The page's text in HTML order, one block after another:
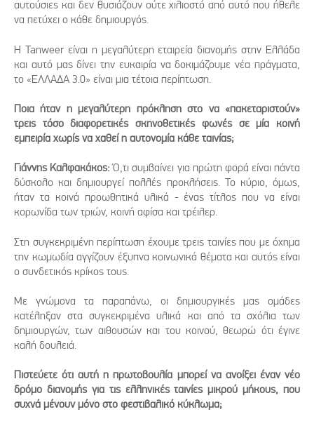
αυτούσιες και δεν θυσιάζουν ούτε χιλιοστό από αυτό που ήθελε
να πετύχει ο κάθε δημιουργός.
Η Tanweer είναι η μεγαλύτερη εταιρεία διανομής στην Ελλάδα
και αυτό μας δίνει την ευκαιρία να δοκιμάζουμε νέα πράγματα,
το «ΕΛΛΑΔΑ 3.0» είναι μια τέτοια περίπτωση.
Ποια ήταν η μεγαλύτερη πρόκληση στο να «πακεταριστούν»
τρεις τόσο διαφορετικές σκηνοθετικές φωνές σε μία κοινή
εμπειρία χωρίς να χαθεί η αυτονομία κάθε ταινίας;
Γιάννης Καλφακάκος:Ό,τι συμβαίνει για πρώτη φορά είναι πάντα
δύσκολο και δημιουργεί πολλές προκλήσεις. Το κύριο, όμως,
ήταν τα κοινά προωθητικά υλικά - ένας τίτλος που να είναι
κορωνίδα των τριών, κοινή αφίσα και τρέιλερ.
Στη συγκεκριμένη περίπτωση έχουμε τρεις ταινίες που με όχημα
την κωμωδία αγγίζουν έξυπνα κοινωνικά θέματα και αυτός είναι
ο συνδετικός κρίκος τους.
Με γνώμονα τα παραπάνω, οι δημιουργικές μας ομάδες
κατέληξαν στα συγκεκριμένα υλικά και από τα σχόλια των
δημιουργών, των αιθουσών και του κοινού, θεωρώ ότι έγινε
καλή δουλειά.
Πιστεύετε ότι αυτή η πρωτοβουλία μπορεί να ανοίξει έναν νέο
δρόμο διανομής για τις ελληνικές ταινίες μικρού μήκους, που
συχνά μένουν μόνο στο φεστιβαλικό κύκλωμα;